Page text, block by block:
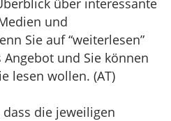
über interessante
und
Sie auf “weiterlesen”
und Sie können
lesen wollen. (AT)
die jeweiligen